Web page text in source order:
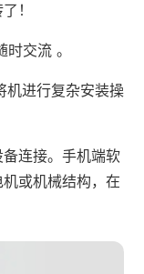
！
交流 。
机进行复杂安装操
连接。手机端软
或机械结构，在